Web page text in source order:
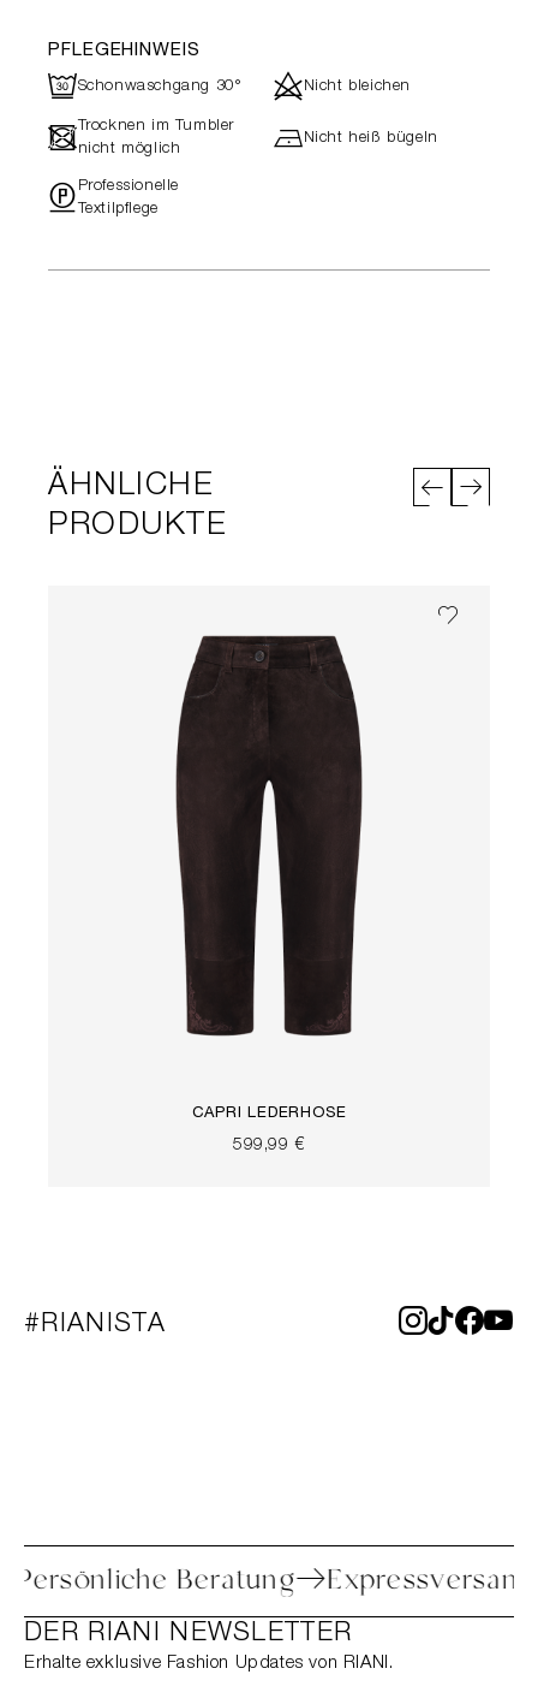
PFLEGEHINWEIS
RSchonwaschgang 30° dNicht bleichen
- Trocknen im Tumbler
nicht möglich
hNicht heiß bügeln
"Professionelle
Textilpflege
ÄHNLICHE
PRODUKTE
CAPRI LEDERHOSE
599,99 €
#RIANISTA
Persönliche Beratung
DER RIANI NEWSLETTER
Erhalte exklusive Fashion Updates von RIANI.